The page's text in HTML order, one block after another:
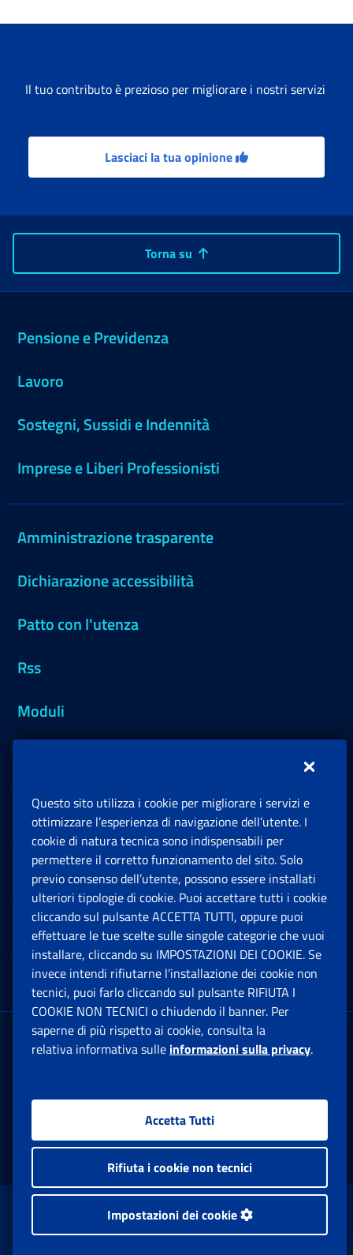
Il tuo contributo è prezioso per migliorare i nostri servizi
Lasciaci la tua opinione
Torna su
Pensione e Previdenza
Lavoro
Sostegni, Sussidi e Indennità
Imprese e Liberi Professionisti
Amministrazione trasparente
Dichiarazione accessibilità
Patto con l'utenza
Rss
Moduli
Sedi e Contatti
Software
Note Legali
App mobile
Sede Legale : Via Ciro il Grande, 21
00144 Roma
Facebook: Apre una nuova finestra
Twitter: Apre una nuova finestra
Whatsapp: Apre una nuova
Youtube: Apre una
Instagram:
www.inps.gov.it © 1997-2026
Istituto Nazionale Previdenza Sociale.
Questo sito utilizza i cookie per migliorare i servizi e
ottimizzare l’esperienza di navigazione dell’utente. I
cookie di natura tecnica sono indispensabili per
permettere il corretto funzionamento del sito. Solo
previo consenso dell’utente, possono essere installati
ulteriori tipologie di cookie. Puoi accettare tutti i cookie
cliccando sul pulsante ACCETTA TUTTI, oppure puoi
effettuare le tue scelte sulle singole categorie che vuoi
installare, cliccando su IMPOSTAZIONI DEI COOKIE. Se
invece intendi rifiutarne l’installazione dei cookie non
tecnici, puoi farlo cliccando sul pulsante RIFIUTA I
COOKIE NON TECNICI o chiudendo il banner. Per
saperne di più rispetto ai cookie, consulta la
relativa informativa sulle informazioni sulla privacy.
Accetta Tutti
Rifiuta i cookie non tecnici
Impostazioni dei cookie